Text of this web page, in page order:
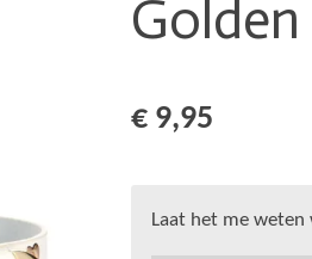
€ 9,95
Laat het me